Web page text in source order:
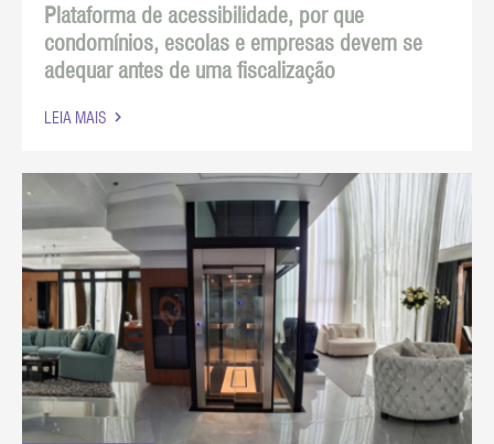
Plataforma de acessibilidade, por que
condomínios, escolas e empresas devem se
adequar antes de uma fiscalização
LEIA MAIS